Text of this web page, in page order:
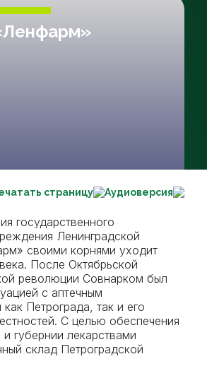
страницу Аудиоверсия
государственного
Ленинградской
своими корнями уходит
После Октябрьской
революции Совнарком был
с аптечным
Петрограда, так и его
С целью обеспечения
губернии лекарствами
склад Петроградской